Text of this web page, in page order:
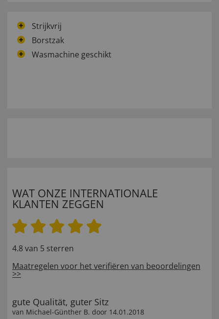
Strijkvrij
Borstzak
Wasmachine geschikt
WAT ONZE INTERNATIONALE
KLANTEN ZEGGEN
4.8 van 5 sterren
Maatregelen voor het verifiëren van beoordelingen
>>
gute Qualität, guter Sitz
van Michael-Günther B. door 14.01.2018